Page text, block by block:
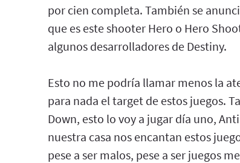
por cien completa. También se
que es este shooter Hero o Hero
algunos desarrolladores de Destiny.
Esto no me podría llamar menos la
para nada el target de estos juegos.
Down, esto lo voy a jugar día uno,
nuestra casa nos encantan estos
pese a ser malos, pese a ser juegos